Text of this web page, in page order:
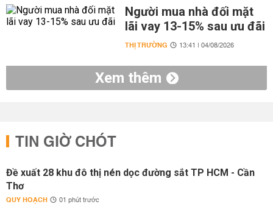
Người mua nhà đối mặt
lãi vay 13-15% sau ưu đãi
THỊ TRƯỜNG 13:41 | 04/08/2026
Xem thêm
TIN GIỜ CHÓT
Đề xuất 28 khu đô thị nén dọc đường sắt TP HCM - Cần
Thơ
QUY HOẠCH 01 phút trước